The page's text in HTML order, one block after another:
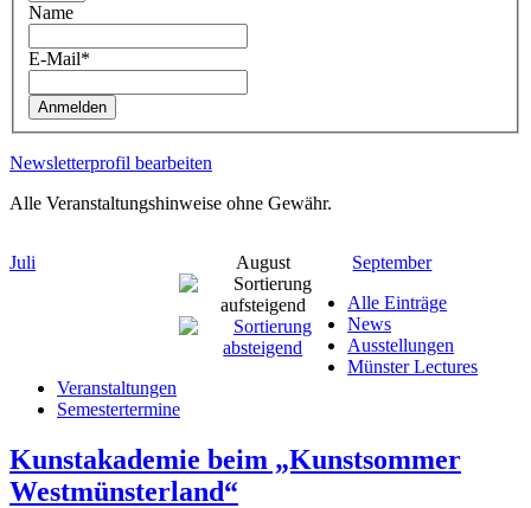
Name
E-Mail*
Anmelden
Newsletterprofil bearbeiten
Alle Veranstaltungshinweise ohne Gewähr.
Juli August
September
Alle Einträge
News
Ausstellungen
Münster Lectures
Veranstaltungen
Semestertermine
Kunstakademie beim „Kunstsommer
Westmünsterland“